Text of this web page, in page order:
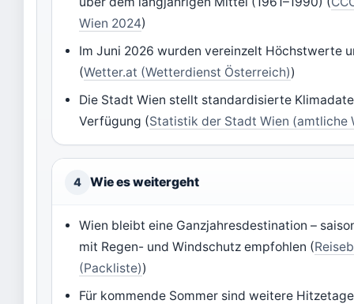
Wien 2024)
Im Juni 2026 wurden vereinzelt Höchstwerte
(Wetter.at (Wetterdienst Österreich))
Die Stadt Wien stellt standardisierte
Verfügung (Statistik der Stadt Wien (amtliche
4 Wie es weitergeht
Wien bleibt eine Ganzjahresdestination –
mit Regen- und Windschutz empfohlen (
(Packliste))
Für kommende Sommer sind weitere